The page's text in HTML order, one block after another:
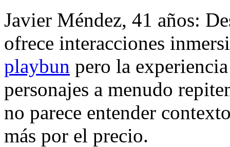
Javier Méndez, 41 años:
ofrece interacciones
playbun pero la
personajes a menudo
no parece entender
más por el precio.